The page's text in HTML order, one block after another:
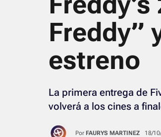
Freddy”
estreno
La primera entrega de
volverá a los cines a
Por FAURYS MARTINEZ 18/